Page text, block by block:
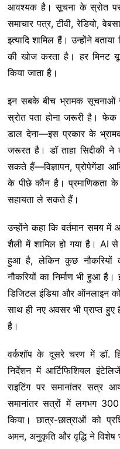
आवश्यक है। सूचना के स्रोत
समाचार पत्र, टीवी, रेडियो,
इत्यादि शामिल हैं। उन्होंने
की खोज करता है। हर मिनट
किया जाता है।
इन सबके बीच भ्रामक सूचनाओं
स्रोत पता होना जरूरी है।
डाल देना—इस प्रकार के
जरूरत है। डॉ ताहा सिद्दीकी
सकते हैं—विज्ञापन, प्रोपेगेंडा
के पीछे कौन है। प्रमाणिकता के
सहायता ले सकते हैं।
उन्होंने कहा कि वर्तमान समय में
शैली में शामिल हो गया है। AI
हुआ है, लेकिन कुछ
नौकरियों का निर्माण भी हुआ
डिजिटल इंडिया और ऑनलाइन
साथ ही नए अवसर भी प्राप्त
है।
वर्कशॉप के दूसरे चरण में डॉ.
निर्देशन में आर्टिफिशियल
राइटिंग पर समानांतर सत्र
समानांतर सत्रों में लगभग
किया। छात्र-छात्राओं को
अमन, अनुकृति और वृद्धि ने विशेष